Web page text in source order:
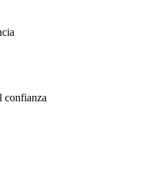
confianza